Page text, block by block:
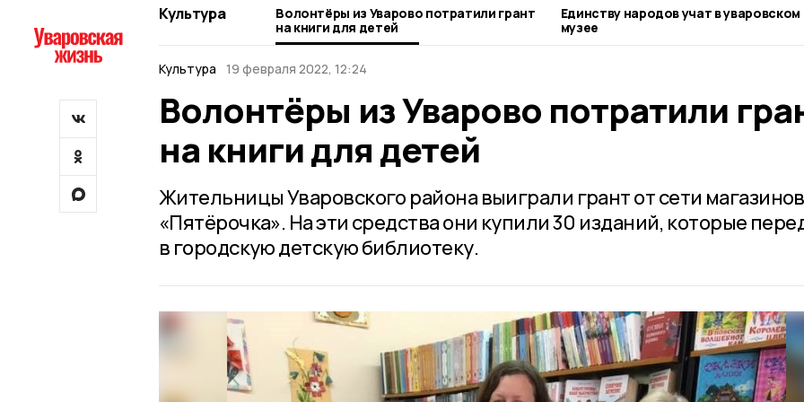
Культура
Волонтёры из Уварово потратили грант
на книги для детей
Единству народов учат в уваровском
музее
Культура
19 февраля 2022, 12:24
Волонтёры из Уварово потратили
на книги для детей
Жительницы Уваровского района выиграли грант от сети магазинов
«Пятёрочка». На эти средства они купили 30 изданий, которые
в городскую детскую библиотеку.